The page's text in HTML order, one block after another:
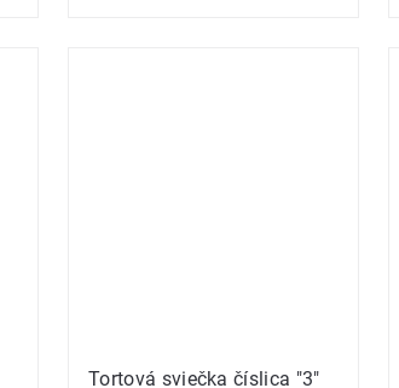
Tortová sviečka číslica "3"